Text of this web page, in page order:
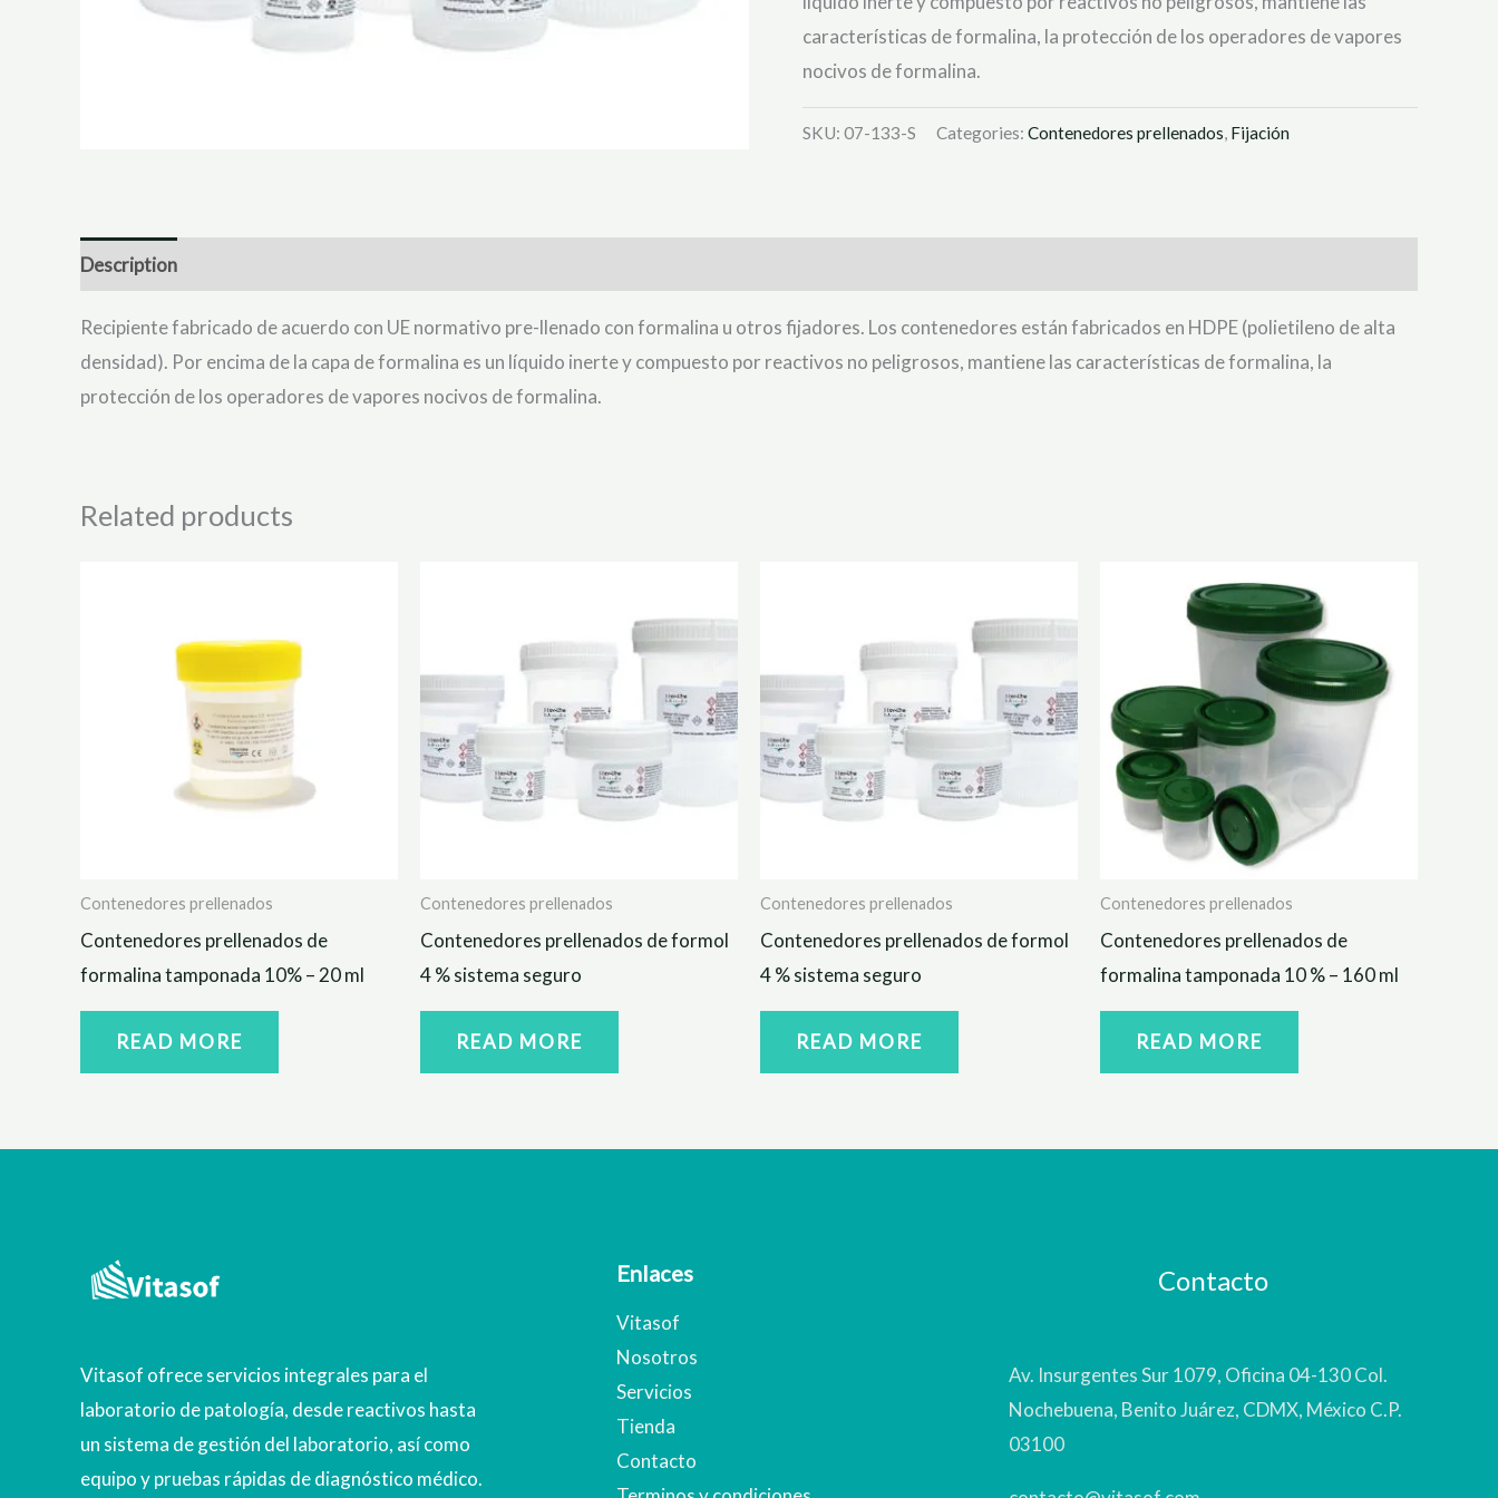
ratings
características de formalina, la protección de los operadores de vapores
nocivos de formalina.
SKU: 07-133-S Categories: Contenedores prellenados, Fijación
Description
Recipiente fabricado de acuerdo con UE normativo pre-llenado con formalina u otros fijadores. Los contenedores están fabricados en HDPE (polietileno de alta
densidad). Por encima de la capa de formalina es un líquido inerte y compuesto por reactivos no peligrosos, mantiene las características de formalina, la
protección de los operadores de vapores nocivos de formalina.
Related products
Contenedores prellenados
Contenedores prellenados de
formalina tamponada 10% – 20 ml
READ MORE
Contenedores prellenados
Contenedores prellenados de formol
4 % sistema seguro
READ MORE
Contenedores prellenados
Contenedores prellenados de formol
4 % sistema seguro
READ MORE
Contenedores prellenados
Contenedores prellenados de
formalina tamponada 10 % – 160 ml
READ MORE
Vitasof ofrece servicios integrales para el
laboratorio de patología, desde reactivos hasta
un sistema de gestión del laboratorio, así como
equipo y pruebas rápidas de diagnóstico médico.
Enlaces
Vitasof
Nosotros
Servicios
Tienda
Contacto
Contacto
Av. Insurgentes Sur 1079, Oficina 04-130 Col.
Nochebuena, Benito Juárez, CDMX, México C.P.
03100